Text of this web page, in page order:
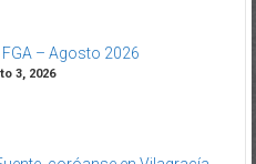
– Agosto 2026
3, 2026